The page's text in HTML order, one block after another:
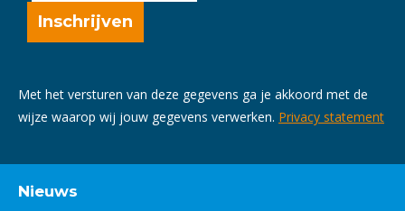
Met het versturen van deze gegevens ga je akkoord met de
wijze waarop wij jouw gegevens verwerken. Privacy statement
Nieuws